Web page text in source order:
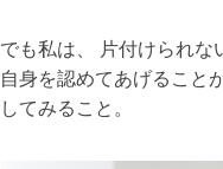
でも私は、 片付けられな
自身を認めてあげること
してみること。